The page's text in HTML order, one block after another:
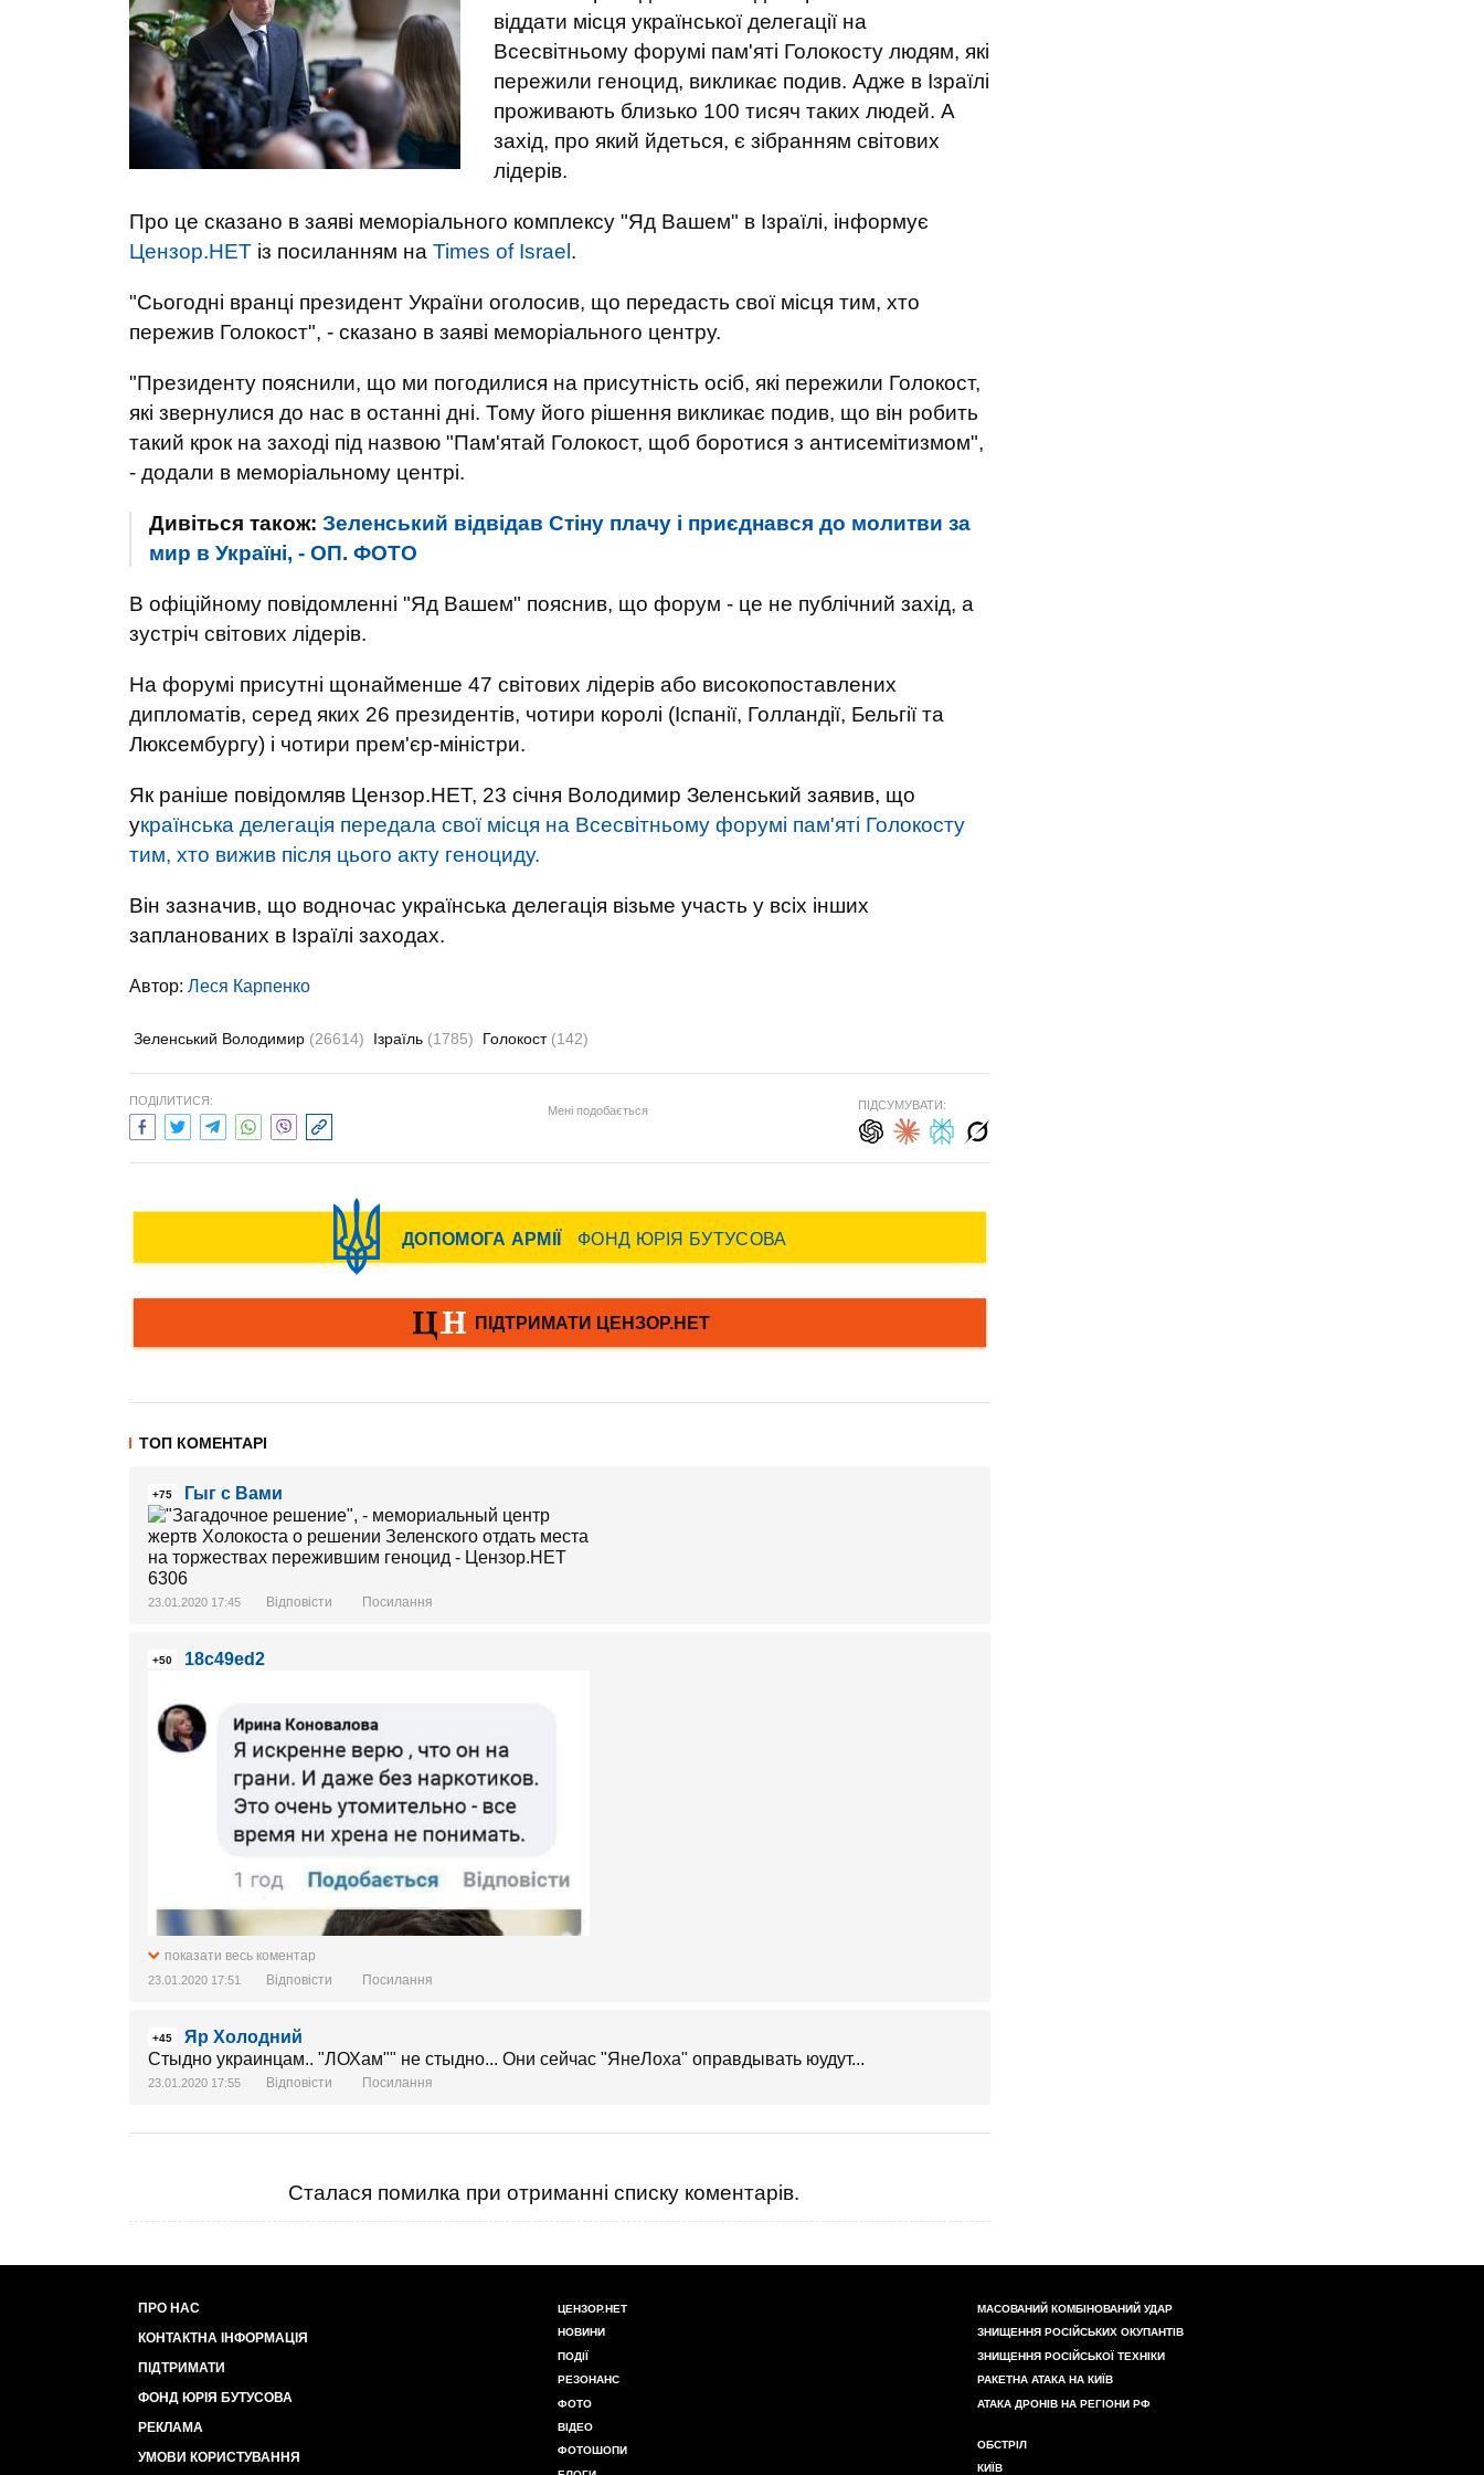
віддати місця української делегації на
Всесвітньому форумі пам'яті Голокосту людям, які
пережили геноцид, викликає подив. Адже в Ізраїлі
проживають близько 100 тисяч таких людей. А
захід, про який йдеться, є зібранням світових
лідерів.
Про це сказано в заяві меморіального комплексу "Яд Вашем" в Ізраїлі, інформує
Цензор.НЕТ із посиланням на Times of Israel .
"Сьогодні вранці президент України оголосив, що передасть свої місця тим, хто
пережив Голокост", - сказано в заяві меморіального центру.
"Президенту пояснили, що ми погодилися на присутність осіб, які пережили Голокост,
які звернулися до нас в останні дні. Тому його рішення викликає подив, що він робить
такий крок на заході під назвою "Пам'ятай Голокост, щоб боротися з антисемітизмом",
- додали в меморіальному центрі.
Дивіться також: Зеленський відвідав Стіну плачу і приєднався до молитви за
мир в Україні, - ОП. ФОТО
В офіційному повідомленні "Яд Вашем" пояснив, що форум - це не публічний захід, а
зустріч світових лідерів.
На форумі присутні щонайменше 47 світових лідерів або високопоставлених
дипломатів, серед яких 26 президентів, чотири королі (Іспанії, Голландії, Бельгії та
Люксембургу) і чотири прем'єр-міністри.
Як раніше повідомляв Цензор.НЕТ, 23 січня Володимир Зеленський заявив, що
українська делегація передала свої місця на Всесвітньому форумі пам'яті Голокосту
тим, хто вижив після цього акту геноциду.
Він зазначив, що водночас українська делегація візьме участь у всіх інших
запланованих в Ізраїлі заходах.
Автор: Леся Карпенко
Зеленський Володимир (26614) Ізраїль (1785) Голокост (142)
ПОДІЛИТИСЯ:
Мені подобається ПІДСУМУВАТИ:
ТОП КОМЕНТАРІ
+75 Гыг с Вами
23.01.2020 17:45 Відповісти Посилання
+50 18c49ed2
показати весь коментар
23.01.2020 17:51 Відповісти Посилання
+45
Яр Холодний
Стыдно украинцам.. "ЛОХам"" не стыдно... Они сейчас "ЯнеЛоха" оправдывать юудут...
23.01.2020 17:55 Відповісти Посилання
Сталася помилка при отриманні списку коментарів.
ПРО НАС
КОНТАКТНА ІНФОРМАЦІЯ
ПІДТРИМАТИ
ФОНД ЮРІЯ БУТУСОВА
РЕКЛАМА
УМОВИ КОРИСТУВАННЯ
ЦЕНЗОР.НЕТ
НОВИНИ
ПОДІЇ
РЕЗОНАНС
ФОТО
ВІДЕО
ФОТОШОПИ
МАСОВАНИЙ КОМБІНОВАНИЙ УДАР
ЗНИЩЕННЯ РОСІЙСЬКИХ ОКУПАНТІВ
ЗНИЩЕННЯ РОСІЙСЬКОЇ ТЕХНІКИ
РАКЕТНА АТАКА НА КИЇВ
АТАКА ДРОНІВ НА РЕГІОНИ РФ
ОБСТРІЛ
КИЇВ